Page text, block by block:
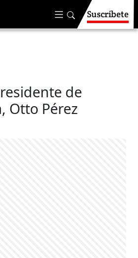
Suscríbete
de
Otto Pérez